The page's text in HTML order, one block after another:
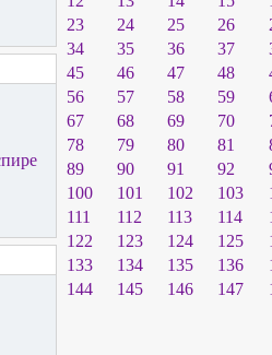
23
24 25 26
34
35 36 37
45
46 47 48
56
57 58 59
67
68 69 70
78
79 80 81
89
90 91 92
100
101 102 103
111
112 113 114
122
123 124 125
133
134 135 136
144
145 146 147